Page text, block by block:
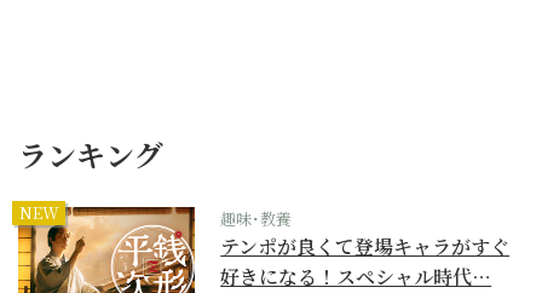
ランキング
NEW 趣味･教養
テンポが良くて登場キャラがすぐ
好きになる！スペシャル時代…